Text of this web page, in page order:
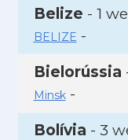
Belize - 1
BELIZE -
Bielorússia
Minsk-
Bolívia - 3